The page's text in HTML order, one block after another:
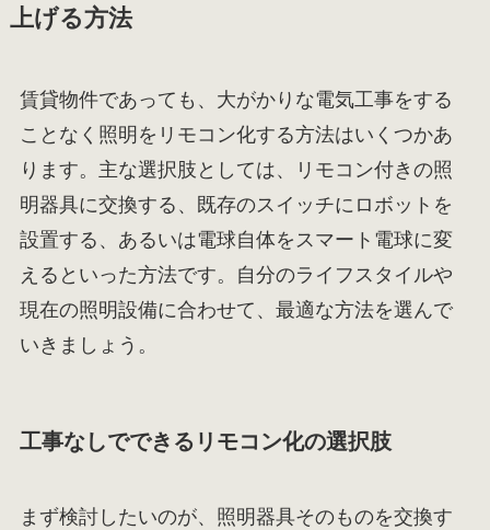
上げる方法
賃貸物件であっても、大がかりな電気工事をする
ことなく照明をリモコン化する方法はいくつかあ
ります。主な選択肢としては、リモコン付きの照
明器具に交換する、既存のスイッチにロボットを
設置する、あるいは電球自体をスマート電球に変
えるといった方法です。自分のライフスタイルや
現在の照明設備に合わせて、最適な方法を選んで
いきましょう。
工事なしでできるリモコン化の選択肢
まず検討したいのが、照明器具そのものを交換す